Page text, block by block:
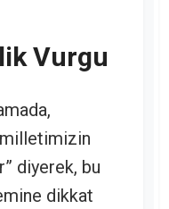
Vurgu
diyerek, bu
dikkat